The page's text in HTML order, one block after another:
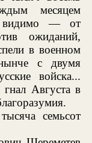
месяцем
видимо — от
ожиданий,
в военном
с двумя
войска...
Августа в
семьсот